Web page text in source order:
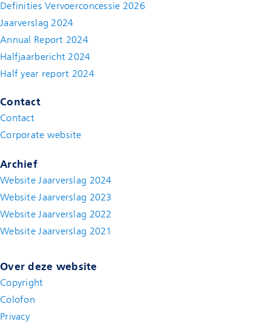
Definities Vervoerconcessie 2026
Jaarverslag 2024
Annual Report 2024
Halfjaarbericht 2024
Half year report 2024(new window)
Contact
Contact(new window)
Corporate website
Archief
Website Jaarverslag 2024
Website Jaarverslag 2023
Website Jaarverslag 2022
Website Jaarverslag 2021
Over deze website
Copyright
Colofon
Privacy